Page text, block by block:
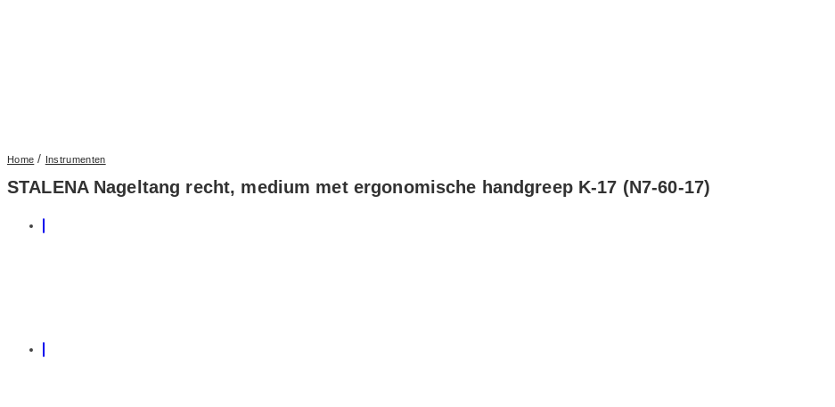
Home / Instrumenten
STALENA Nageltang recht, medium met ergonomische handgreep K-17 (N7-60-17)